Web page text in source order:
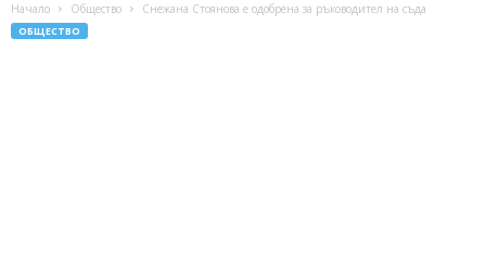
Начало Общество Снежана Стоянова е одобрена за ръководител на съда
ОБЩЕСТВО